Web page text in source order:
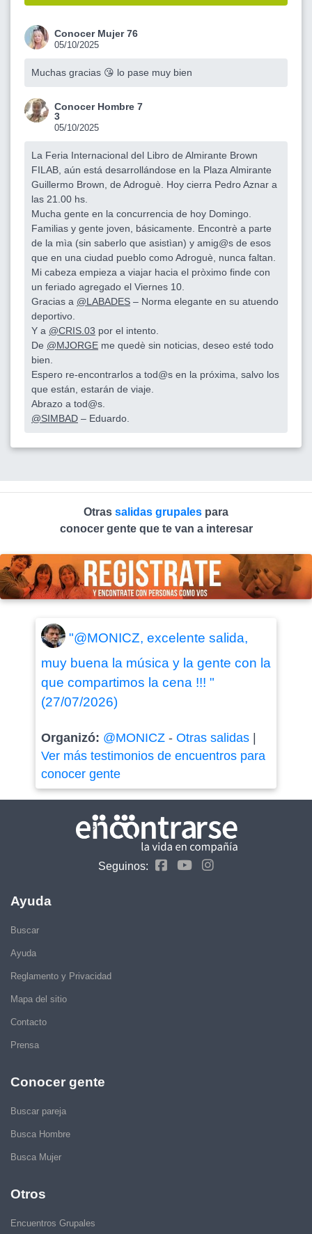
Conocer Mujer 76
05/10/2025
Muchas gracias 😘 lo pase muy bien
Conocer Hombre 7
3
05/10/2025
La Feria Internacional del Libro de Almirante Brown
FILAB, aún está desarrollándose en la Plaza Almirante
Guillermo Brown, de Adroguè. Hoy cierra Pedro Aznar a
las 21.00 hs.
Mucha gente en la concurrencia de hoy Domingo.
Familias y gente joven, básicamente. Encontrè a parte
de la mìa (sin saberlo que asistìan) y amig@s de esos
que en una ciudad pueblo como Adroguè, nunca faltan.
Mi cabeza empieza a viajar hacia el pròximo finde con
un feriado agregado el Viernes 10.
Gracias a @LABADES – Norma elegante en su atuendo
deportivo.
Y a @CRIS.03 por el intento.
De @MJORGE me quedè sin noticias, deseo esté todo
bien.
Espero re-encontrarlos a tod@s en la próxima, salvo los
que están, estarán de viaje.
Abrazo a tod@s.
@SIMBAD – Eduardo.
Otras salidas grupales para
conocer gente que te van a interesar
"@MONICZ, excelente salida,
muy buena la música y la gente con la
que compartimos la cena !!! "
(27/07/2026)
Organizó: @MONICZ- Otras salidas|
Ver más testimonios de encuentros para
conocer gente
Seguinos:
Ayuda
Buscar
Ayuda
Reglamento y Privacidad
Mapa del sitio
Contacto
Prensa
Conocer gente
Buscar pareja
Busca Hombre
Busca Mujer
Otros
Encuentros Grupales